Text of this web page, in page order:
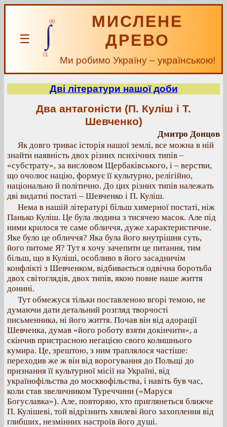
☰
МИСЛЕНЕ
ДРЕВО
Ми робимо Україну – українською!
Дві літератури нашої доби
Два антагоністи (П. Куліш і Т.
Шевченко)
Дмитро Донцов
Як довго триває історія нашої землі, все можна в ній
знайти наявність двох різних психічних типів –
«субстрату», за висловом Щербаківського, і – верстви,
що очолює націю, формує її культурно, релігійно,
національно й політично. До цих різних типів належать
дві видатні постаті – Шевченко і П. Куліш.
Нема в нашій літературі більш химерної постаті, ніж
Панько Куліш. Це була людина з тисячею масок. Але під
ними крилося те саме обличчя, дуже характеристичне.
Яке було це обличчя? Яка була його внутрішня суть,
його питоме Я? Тут я хочу зачепити це питання, тим
більш, що в Куліші, особливо в його засадничім
конфлікті з Шевченком, відбивається одвічна боротьба
двох світоглядів, двох типів, якою повне наше життя
донині.
Тут обмежуся тільки поставленою вгорі темою, не
думаючи дати детальний розгляд творчості
письменника, ні його життя. Почав він від адорації
Шевченка, думав «його роботу взяти докінчити», а
скінчив пристрасною негацією свого колишнього
кумира. Це, зрештою, з ним траплялося частіше:
переходив же ж він від ворогування до Польщі до
признання її культурної місії на Україні, від
українофільства до москвофільства, і навіть був час,
коли став звеличником Туреччини («Маруся
Богуславка»). Але, повторяю, хто приглянеться ближче
П. Кулішеві, той відрізнить хвилеві його захоплення від
глибших, незмінних настроїв його душі.